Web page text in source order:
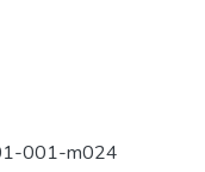
001-m024